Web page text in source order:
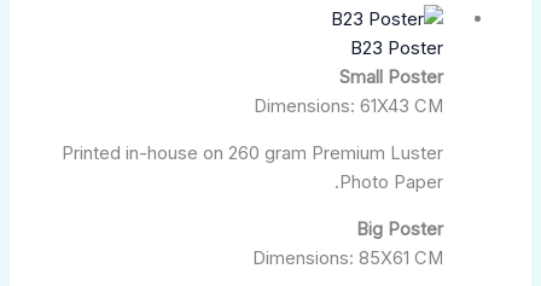
B23 Poster
Small Poster
Dimensions: 61X43 CM
Printed in-house on 260 gram Premium Luster
Photo Paper.
Big Poster
Dimensions: 85X61 CM
خلال
المنتج.